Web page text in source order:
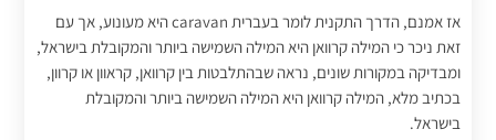
אז אמנם, הדרך התקנית לומר בעברית caravan היא מעונוע, אך עם
זאת ניכר כי המילה קרוואן היא המילה השמישה ביותר והמקובלת בישראל,
ומבדיקה במקורות שונים, נראה שבהתלבטות בין קרוואן, קראוון או קרוון,
בכתיב מלא, המילה קרוואן היא המילה השמישה ביותר והמקובלת
בישראל.